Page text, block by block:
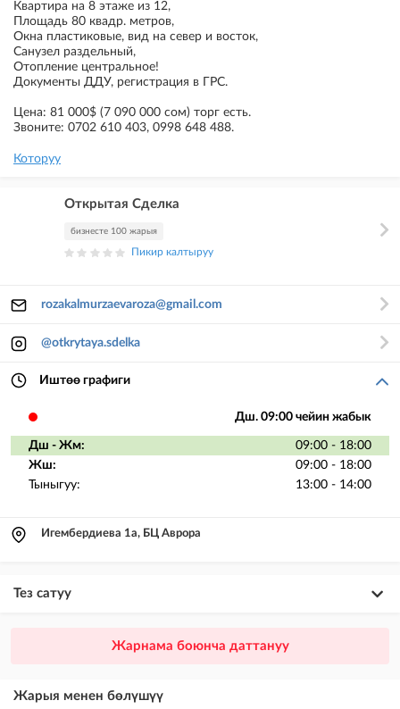
Квартира на 8 этаже из 12,
Площадь 80 квадр. метров,
Окна пластиковые, вид на север и восток,
Санузел раздельный,
Отопление центральное!
Документы ДДУ, регистрация в ГРС.
Цена: 81 000$ (7 090 000 сом) торг есть.
Звоните: 0702 610 403, 0998 648 488.
Которуу
Открытая Сделка
бизнесте 100 жарыя
Пикир калтыруу
rozakalmurzaevaroza@gmail.com
@otkrytaya.sdelka
Иштөө графиги
Дш. 09:00 чейин жабык
Дш - Жм:
09:00 - 18:00
Жш:
09:00 - 18:00
Тыныгуу:
13:00 - 14:00
Игембердиева 1а, БЦ Аврора
Тез сатуу
VIP жарыялардын үстүнө жарыя жайгаштыруу + Instagramдагы акы
Жарнама боюнча даттануу
Жарыя менен бөлүшүү